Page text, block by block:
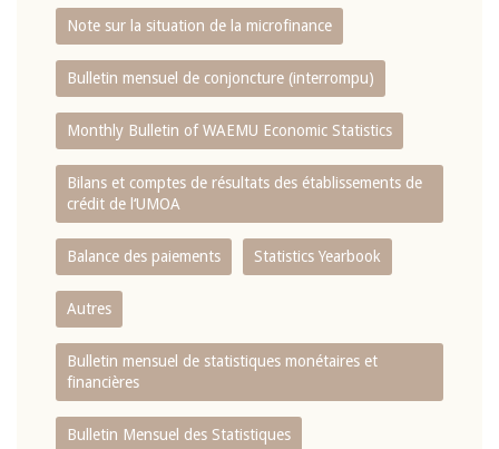
Note sur la situation de la microfinance
Bulletin mensuel de conjoncture (interrompu)
Monthly Bulletin of WAEMU Economic Statistics
Bilans et comptes de résultats des établissements de
crédit de l‘UMOA
Balance des paiements Statistics Yearbook
Autres
Bulletin mensuel de statistiques monétaires et
financières
Bulletin Mensuel des Statistiques